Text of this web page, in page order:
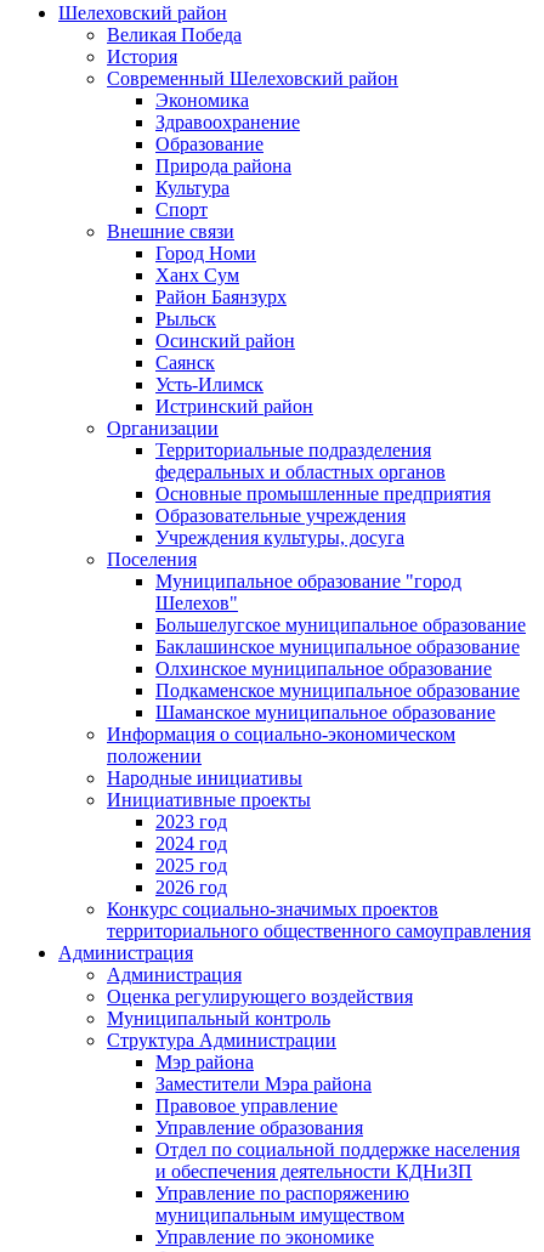
Шелеховский район
Великая Победа
История
Современный Шелеховский район
Экономика
Здравоохранение
Образование
Природа района
Культура
Спорт
Внешние связи
Город Номи
Ханх Сум
Район Баянзурх
Рыльск
Осинский район
Саянск
Усть-Илимск
Истринский район
Организации
Территориальные подразделения
федеральных и областных органов
Основные промышленные предприятия
Образовательные учреждения
Учреждения культуры, досуга
Поселения
Муниципальное образование "город
Шелехов"
Большелугское муниципальное образование
Баклашинское муниципальное образование
Олхинское муниципальное образование
Подкаменское муниципальное образование
Шаманское муниципальное образование
Информация о социально-экономическом
положении
Народные инициативы
Инициативные проекты
2023 год
2024 год
2025 год
2026 год
Конкурс социально-значимых проектов
территориального общественного самоуправления
Администрация
Администрация
Оценка регулирующего воздействия
Муниципальный контроль
Структура Администрации
Мэр района
Заместители Мэра района
Правовое управление
Управление образования
Отдел по социальной поддержке населения
и обеспечения деятельности КДНиЗП
Управление по распоряжению
муниципальным имуществом
Управление по экономике